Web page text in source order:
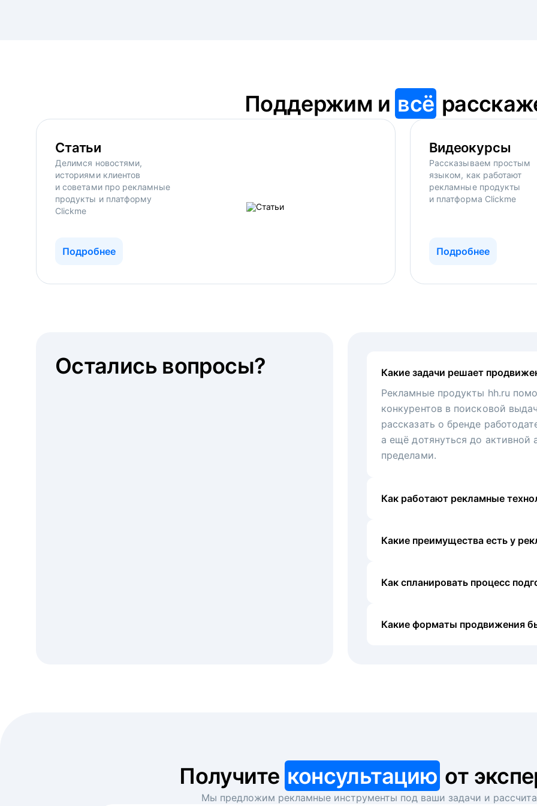
Поддержим и всё
Статьи
Делимся новостями,
историями клиентов
и советами про рекламные
продукты и платформу
Clickme
Подробнее
Видеокурсы
Рассказываем простым
языком, как работают
рекламные продукты
и платформа Clickme
Подробнее
Какие задачи решает
Рекламные продукты hh.ru
конкурентов в поисковой
рассказать о бренде
а ещё дотянуться до активной
пределами.
Как работают рекламные
Какие преимущества есть у
Как спланировать процесс
Какие форматы продвижения
Остались вопросы?
Получите консультацию от
Мы предложим рекламные инструменты под ваши задачи и